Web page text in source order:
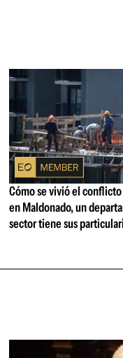
Cómo se vivió el
en Maldonado, un
sector tiene sus